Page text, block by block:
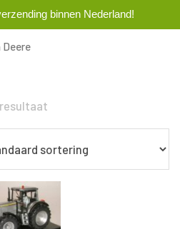
binnen Nederland!
Deere